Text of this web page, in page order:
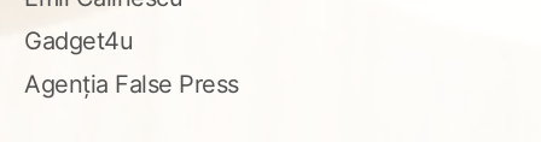
Gadget4u
Agenția False Press